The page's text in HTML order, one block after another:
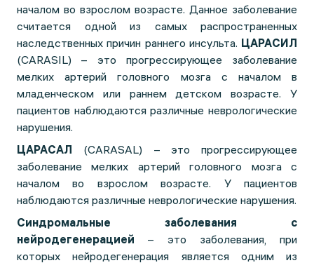
началом во взрослом возрасте. Данное заболевание
считается одной из самых распространенных
наследственных причин раннего инсульта. ЦАРАСИЛ
(CARASIL) – это прогрессирующее заболевание
мелких артерий головного мозга с началом в
младенческом или раннем детском возрасте. У
пациентов наблюдаются различные неврологические
нарушения.
ЦАРАСАЛ (CARASAL) – это прогрессирующее
заболевание мелких артерий головного мозга с
началом во взрослом возрасте. У пациентов
наблюдаются различные неврологические нарушения.
Синдромальные заболевания с
нейродегенерацией – это заболевания, при
которых нейродегенерация является одним из